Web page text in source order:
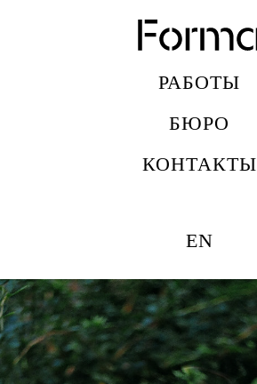
РАБОТЫ
БЮРО
КОНТАКТЫ
EN